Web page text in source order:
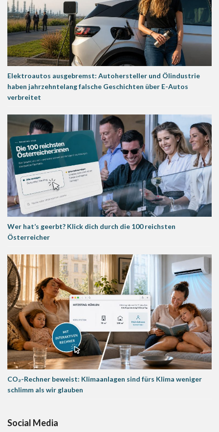
Elektroautos ausgebremst: Autohersteller und Ölindustrie
haben jahrzehntelang falsche Geschichten über E-Autos
verbreitet
Wer hat’s geerbt? Klick dich durch die 100 reichsten
Österreicher
CO₂-Rechner beweist: Klimaanlagen sind fürs Klima weniger
schlimm als wir glauben
Social Media